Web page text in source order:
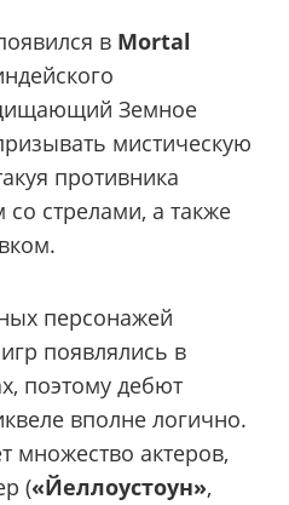
в Mortal
Земное
мистическую
противника
стрелами, а также
персонажей
появлялись в
поэтому дебют
вполне логично.
множество актеров,
(«Йеллоустоун»,